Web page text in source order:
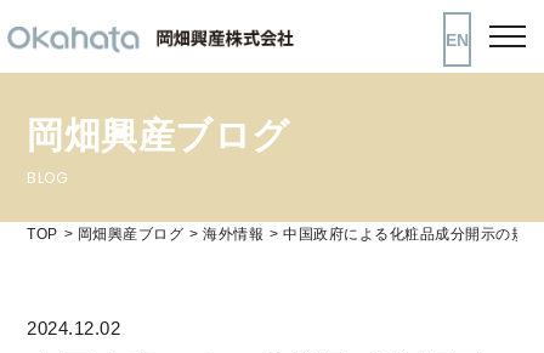
EN
岡畑興産ブログ
BLOG
TOP 岡畑興産ブログ 海外情報 中国政府による化粧品成分開示の規
2024.12.02